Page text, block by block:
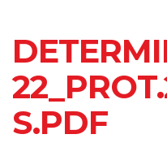
S.PDF